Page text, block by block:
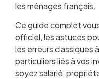
les ménages français.
Ce guide complet
officiel, les astuces
les erreurs classiques
particuliers liés à vos
soyez salarié,